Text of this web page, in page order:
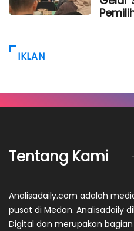
IKLAN
Tentang Kami
Analisadaily.com adalah
pusat di Medan. Analisadaily
Digital dan merupakan